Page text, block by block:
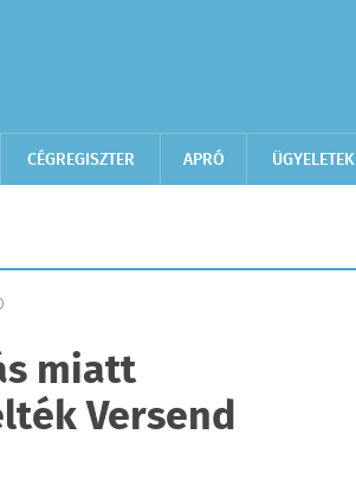
CÉGREGISZTER APRÓ ÜGYELETEK
miatt
Versend